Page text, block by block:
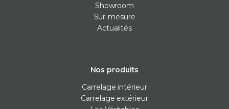
Showroom
Sur-mesure
Actualités
Nos produits
Carrelage intérieur
Carrelage extérieur